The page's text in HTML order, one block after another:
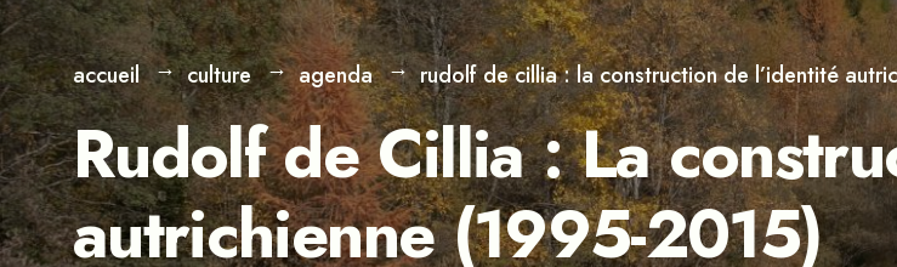
accueil culture agenda rudolf de cillia : la construction de l’identité
Rudolf de Cillia : La
autrichienne (1995-2015)